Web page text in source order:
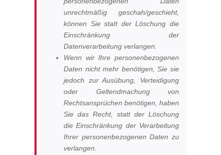
unrechtmäßig geschah/geschieht,
können Sie statt der Löschung die
Einschränkung der
Datenverarbeitung verlangen.
Wenn wir Ihre personenbezogenen
Daten nicht mehr benötigen, Sie sie
jedoch zur Ausübung, Verteidigung
oder Geltendmachung von
Rechtsansprüchen benötigen, haben
Sie das Recht, statt der Löschung
die Einschränkung der Verarbeitung
Ihrer personenbezogenen Daten zu
verlangen.